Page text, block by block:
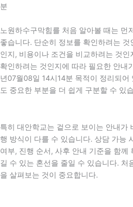
분
노원하수구막힘를 처음 알아볼 때는 먼
좋습니다. 단순히 정보를 확인하려는
인지, 비용이나 조건을 비교하려는 것
확인하려는 것인지에 따라 필요한 안내
년07월08일 14시14분 목적이 정리되
도 중요한 부분을 더 쉽게 구분할 수 있
특히 대안학교는 겉으로 보이는 안내가
행 방식이 다를 수 있습니다. 상담 가능
여부, 진행 순서, 사후 안내 기준을 함께
길 수 있는 혼선을 줄일 수 있습니다. 처
을 살펴보는 것이 중요합니다.